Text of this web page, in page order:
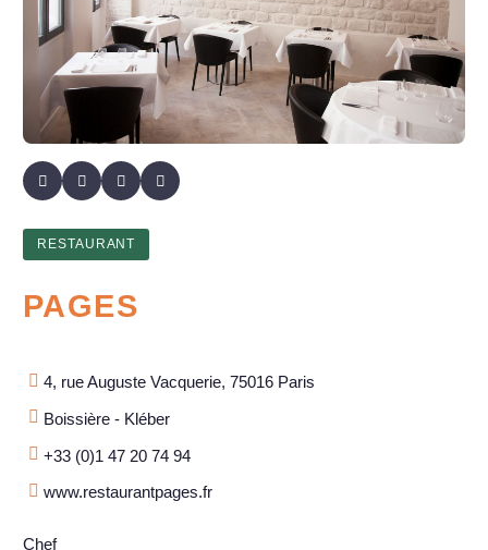
RESTAURANT
PAGES
4, rue Auguste Vacquerie, 75016 Paris
Boissière - Kléber
+33 (0)1 47 20 74 94
www.restaurantpages.fr
Chef